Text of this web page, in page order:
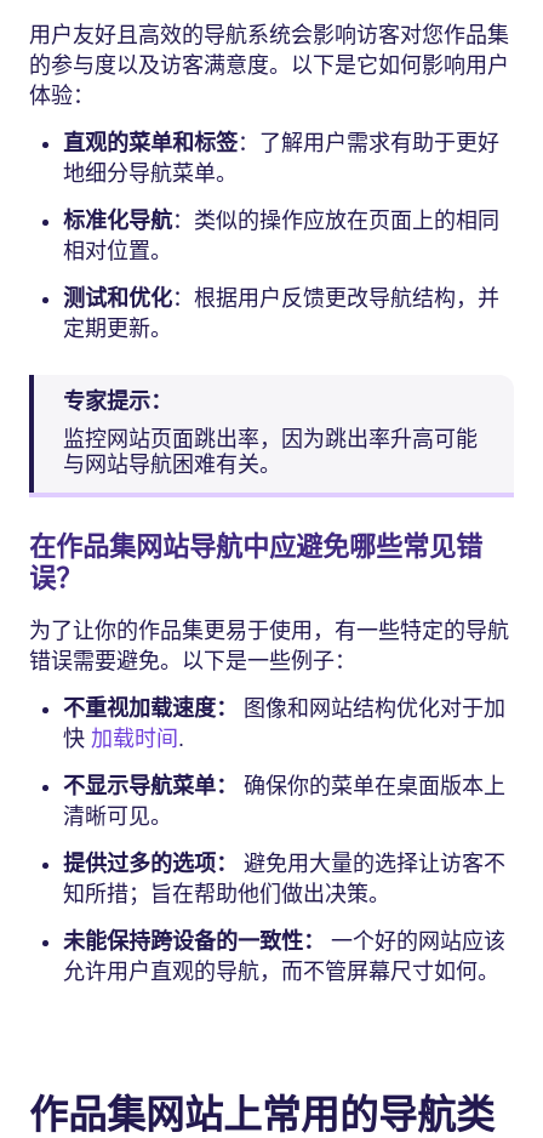
用户友好且高效的导航系统会影响访客对您作品集
的参与度以及访客满意度。以下是它如何影响用户
体验：
直观的菜单和标签：了解用户需求有助于更好
地细分导航菜单。
标准化导航：类似的操作应放在页面上的相同
相对位置。
测试和优化：根据用户反馈更改导航结构，并
定期更新。
专家提示：
监控网站页面跳出率，因为跳出率升高可能
与网站导航困难有关。
在作品集网站导航中应避免哪些常见错
误？
为了让你的作品集更易于使用，有一些特定的导航
错误需要避免。以下是一些例子：
不重视加载速度：
图像和网站结构优化对于加
快 加载时间 .
不显示导航菜单：
确保你的菜单在桌面版本上
清晰可见。
提供过多的选项： 避免用大量的选择让访客不
知所措；旨在帮助他们做出决策。
未能保持跨设备的一致性：
一个好的网站应该
允许用户直观的导航，而不管屏幕尺寸如何。
作品集网站上常用的导航类